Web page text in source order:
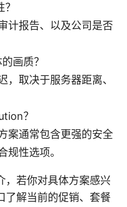
计报告、以及公司是否
画质？
，取决于服务器距离、
？
案通常包含更强的安全
规性选项。
，若你对具体方案感兴
了解当前的促销、套餐